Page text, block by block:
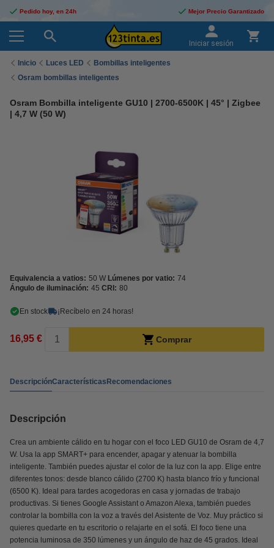
Pedido hoy, en 24h Mejor Precio Garantizado
Iniciar sesión
Inicio Luces LED
Bombillas inteligentes
Osram bombillas inteligentes
Osram Bombilla inteligente GU10 | 2700-6500K | 45° | Zigbee
| 4,7 W (50 W)
Equivalencia a vatios: 50 W Lúmenes por vatio: 74
Ángulo de iluminación: 45 CRI: 80
En stock ¡Recíbelo en 24 horas!
16,95 € Comprar
DescripciónCaracterísticasRecomendaciones
Descripción
Crea un ambiente cálido en tu hogar con el foco LED GU10 de Osram de 4,7
W. Usa la app SMART+ para encender, apagar y atenuar la bombilla
inteligente. También puedes ajustar el color de la luz con la app. Elige entre
diferentes tonos: desde blanco cálido (2700 K) hasta blanco frío y funcional
(6500 K). Ideal para tardes acogedoras en casa y jornadas de trabajo
productivas. Si tienes Google Assistant o Amazon Alexa, también puedes
controlar la bombilla con la voz a través del Asistente de Voz. Muy práctico si
quieres quedarte en tu escritorio o relajarte en el sofá. El foco tiene una
potencia luminosa de 350 lúmenes y un ángulo de haz de 45 grados. Ideal